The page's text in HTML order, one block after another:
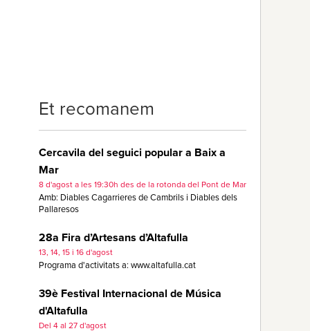
Et recomanem
Cercavila del seguici popular a Baix a
Mar
8 d'agost a les 19:30h des de la rotonda del Pont de Mar
Amb: Diables Cagarrieres de Cambrils i Diables dels
Pallaresos
28a Fira d’Artesans d’Altafulla
13, 14, 15 i 16 d'agost
Programa d'activitats a: www.altafulla.cat
39è Festival Internacional de Música
d'Altafulla
Del 4 al 27 d'agost